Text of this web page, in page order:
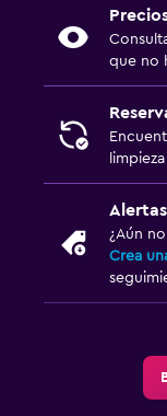
que no
Alertas
¿Aún
Crea